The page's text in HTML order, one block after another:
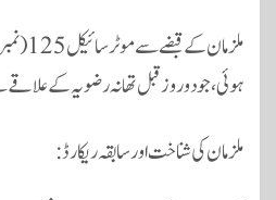
ہوئی، جو دو روز قبل تھانہ رضویہ کے
ملزمان کی شناخت اور سابقہ ریکارڈ: